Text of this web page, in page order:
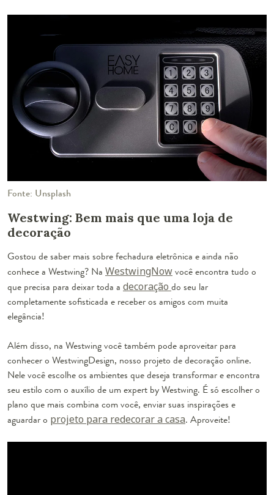
Fonte: Unsplash
Westwing: Bem mais que uma loja de
decoração
Gostou de saber mais sobre fechadura eletrônica e ainda não
conhece a Westwing? Na WestwingNowvocê encontra tudo o
que precisa para deixar toda a decoração do seu lar
completamente sofisticada e receber os amigos com muita
elegância!
Além disso, na Westwing você também pode aproveitar para
conhecer o WestwingDesign, nosso projeto de decoração online.
Nele você escolhe os ambientes que deseja transformar e encontra
seu estilo com o auxílio de um expert by Westwing. É só escolher o
plano que mais combina com você, enviar suas inspirações e
aguardar o projeto para redecorar a casa. Aproveite!